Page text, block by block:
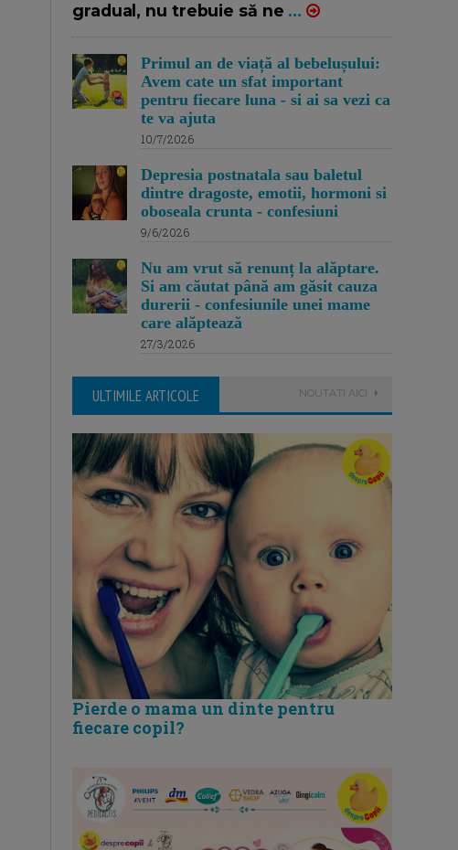
gradual, nu trebuie să ne ...
Primul an de viață al bebelușului:
Avem cate un sfat important
pentru fiecare luna - si ai sa vezi ca
te va ajuta
10/7/2026
Depresia postnatala sau baletul
dintre dragoste, emotii, hormoni si
oboseala crunta - confesiuni
9/6/2026
Nu am vrut să renunț la alăptare.
Si am căutat până am găsit cauza
durerii - confesiunile unei mame
care alăptează
27/3/2026
ULTIMILE ARTICOLE NOUTATI AICI
Pierde o mama un dinte pentru
fiecare copil?